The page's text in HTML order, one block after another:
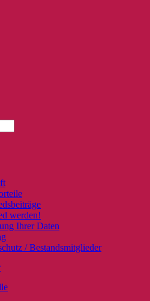
werden!
Ihrer Daten
/ Bestandsmitglieder